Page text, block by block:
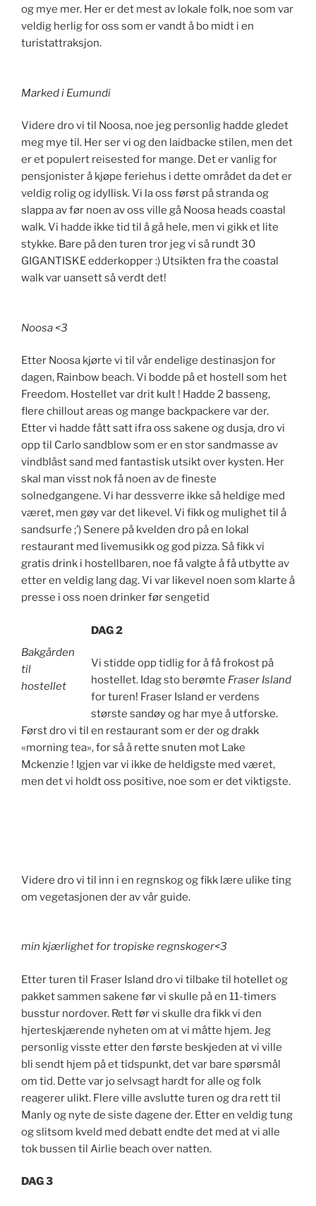
og mye mer. Her er det mest av lokale folk, noe som var
veldig herlig for oss som er vandt å bo midt i en
turistattraksjon.
Marked i Eumundi
Videre dro vi til Noosa, noe jeg personlig hadde gledet
meg mye til. Her ser vi og den laidbacke stilen, men det
er et populert reisested for mange. Det er vanlig for
pensjonister å kjøpe feriehus i dette området da det er
veldig rolig og idyllisk. Vi la oss først på stranda og
slappa av før noen av oss ville gå Noosa heads coastal
walk. Vi hadde ikke tid til å gå hele, men vi gikk et lite
stykke. Bare på den turen tror jeg vi så rundt 30
GIGANTISKE edderkopper :) Utsikten fra the coastal
walk var uansett så verdt det!
Noosa <3
Etter Noosa kjørte vi til vår endelige destinasjon for
dagen, Rainbow beach. Vi bodde på et hostell som het
Freedom. Hostellet var drit kult ! Hadde 2 basseng,
flere chillout areas og mange backpackere var der.
Etter vi hadde fått satt ifra oss sakene og dusja, dro vi
opp til Carlo sandblow som er en stor sandmasse av
vindblåst sand med fantastisk utsikt over kysten. Her
skal man visst nok få noen av de fineste
solnedgangene. Vi har dessverre ikke så heldige med
været, men gøy var det likevel. Vi fikk og mulighet til å
sandsurfe ;’) Senere på kvelden dro på en lokal
restaurant med livemusikk og god pizza. Så fikk vi
gratis drink i hostellbaren, noe få valgte å få utbytte av
etter en veldig lang dag. Vi var likevel noen som klarte å
presse i oss noen drinker før sengetid
Bakgården
til
hostellet
DAG 2
Vi stidde opp tidlig for å få frokost på
hostellet. Idag sto berømte Fraser Island
for turen! Fraser Island er verdens
største sandøy og har mye å utforske.
Først dro vi til en restaurant som er der og drakk
«morning tea», for så å rette snuten mot Lake
Mckenzie ! Igjen var vi ikke de heldigste med været,
men det vi holdt oss positive, noe som er det viktigste.
Videre dro vi til inn i en regnskog og fikk lære ulike ting
om vegetasjonen der av vår guide.
min kjærlighet for tropiske regnskoger<3
Etter turen til Fraser Island dro vi tilbake til hotellet og
pakket sammen sakene før vi skulle på en 11-timers
busstur nordover. Rett før vi skulle dra fikk vi den
hjerteskjærende nyheten om at vi måtte hjem. Jeg
personlig visste etter den første beskjeden at vi ville
bli sendt hjem på et tidspunkt, det var bare spørsmål
om tid. Dette var jo selvsagt hardt for alle og folk
reagerer ulikt. Flere ville avslutte turen og dra rett til
Manly og nyte de siste dagene der. Etter en veldig tung
og slitsom kveld med debatt endte det med at vi alle
tok bussen til Airlie beach over natten.
DAG 3